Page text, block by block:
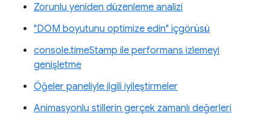
Zorunlu yeniden düzenleme analizi
"DOM boyutunu optimize edin" içgörüsü
console.timeStamp ile performans izlemeyi
genişletme
Öğeler paneliyle ilgili iyileştirmeler
Animasyonlu stillerin gerçek zamanlı değerleri